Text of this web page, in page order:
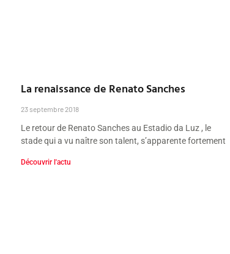
La renaissance de Renato Sanches
23 septembre 2018
Le retour de Renato Sanches au Estadio da Luz , le
stade qui a vu naître son talent, s’apparente fortement
Découvrir l'actu